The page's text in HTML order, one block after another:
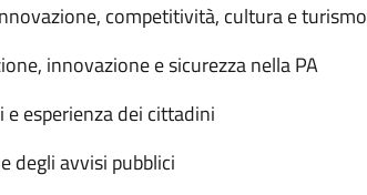
competitività, cultura e turismo
innovazione e sicurezza nella PA
esperienza dei cittadini
degli avvisi pubblici